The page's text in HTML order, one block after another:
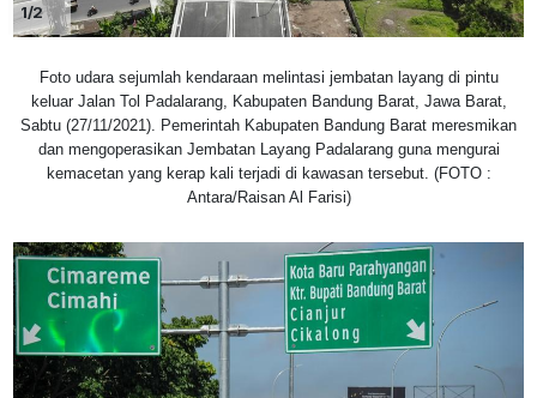
1/2
Foto udara sejumlah kendaraan melintasi jembatan layang di pintu
keluar Jalan Tol Padalarang, Kabupaten Bandung Barat, Jawa Barat,
Sabtu (27/11/2021). Pemerintah Kabupaten Bandung Barat meresmikan
dan mengoperasikan Jembatan Layang Padalarang guna mengurai
kemacetan yang kerap kali terjadi di kawasan tersebut. (FOTO :
Antara/Raisan Al Farisi)